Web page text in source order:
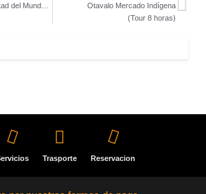
Otavalo Mercado Indígena
(Tour 8 horas)
Trasporte Reservacion